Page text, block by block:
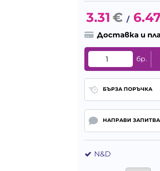
3.31€ /
Доставка и
бр.
БЪРЗА ПОРЪЧКА
НАПРАВИ
N&D